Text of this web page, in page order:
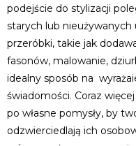
podejście do stylizacji
starych lub nieużywanych
przeróbki, takie jak
fasonów, malowanie,
idealny sposób na
świadomości. Coraz
po własne pomysły, by
odzwierciedlają ich